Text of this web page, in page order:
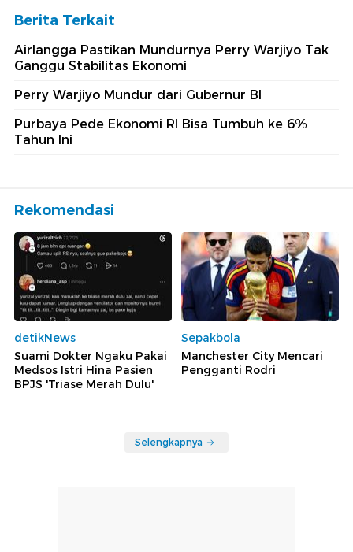
Berita Terkait
Airlangga Pastikan Mundurnya Perry Warjiyo Tak
Ganggu Stabilitas Ekonomi
Perry Warjiyo Mundur dari Gubernur BI
Purbaya Pede Ekonomi RI Bisa Tumbuh ke 6%
Tahun Ini
Rekomendasi
detikNews
Suami Dokter Ngaku Pakai
Medsos Istri Hina Pasien
BPJS 'Triase Merah Dulu'
Sepakbola
Manchester City Mencari
Pengganti Rodri
Selengkapnya